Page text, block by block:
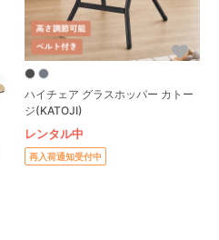
ハイチェア グラスホッパー カトー
ジ(KATOJI)
レンタル中
再入荷通知受付中